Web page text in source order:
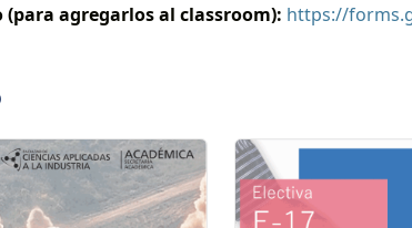
agregarlos al classroom): https://